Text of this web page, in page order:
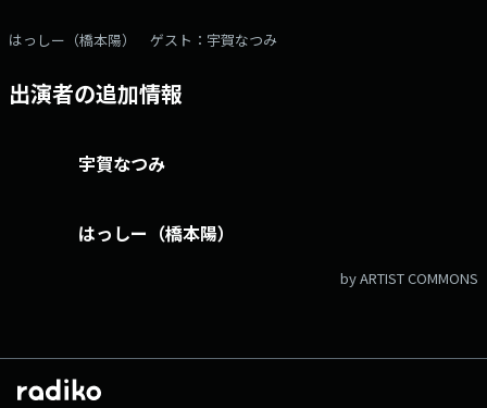
はっしー（橋本陽） ゲスト：宇賀なつみ
出演者の追加情報
宇賀なつみ
はっしー（橋本陽）
by ARTIST COMMONS